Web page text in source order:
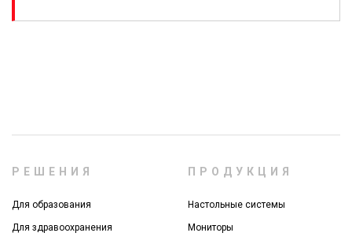
РЕШЕНИЯ
Для образования
Для здравоохранения
ПРОДУКЦИЯ
Настольные системы
Мониторы